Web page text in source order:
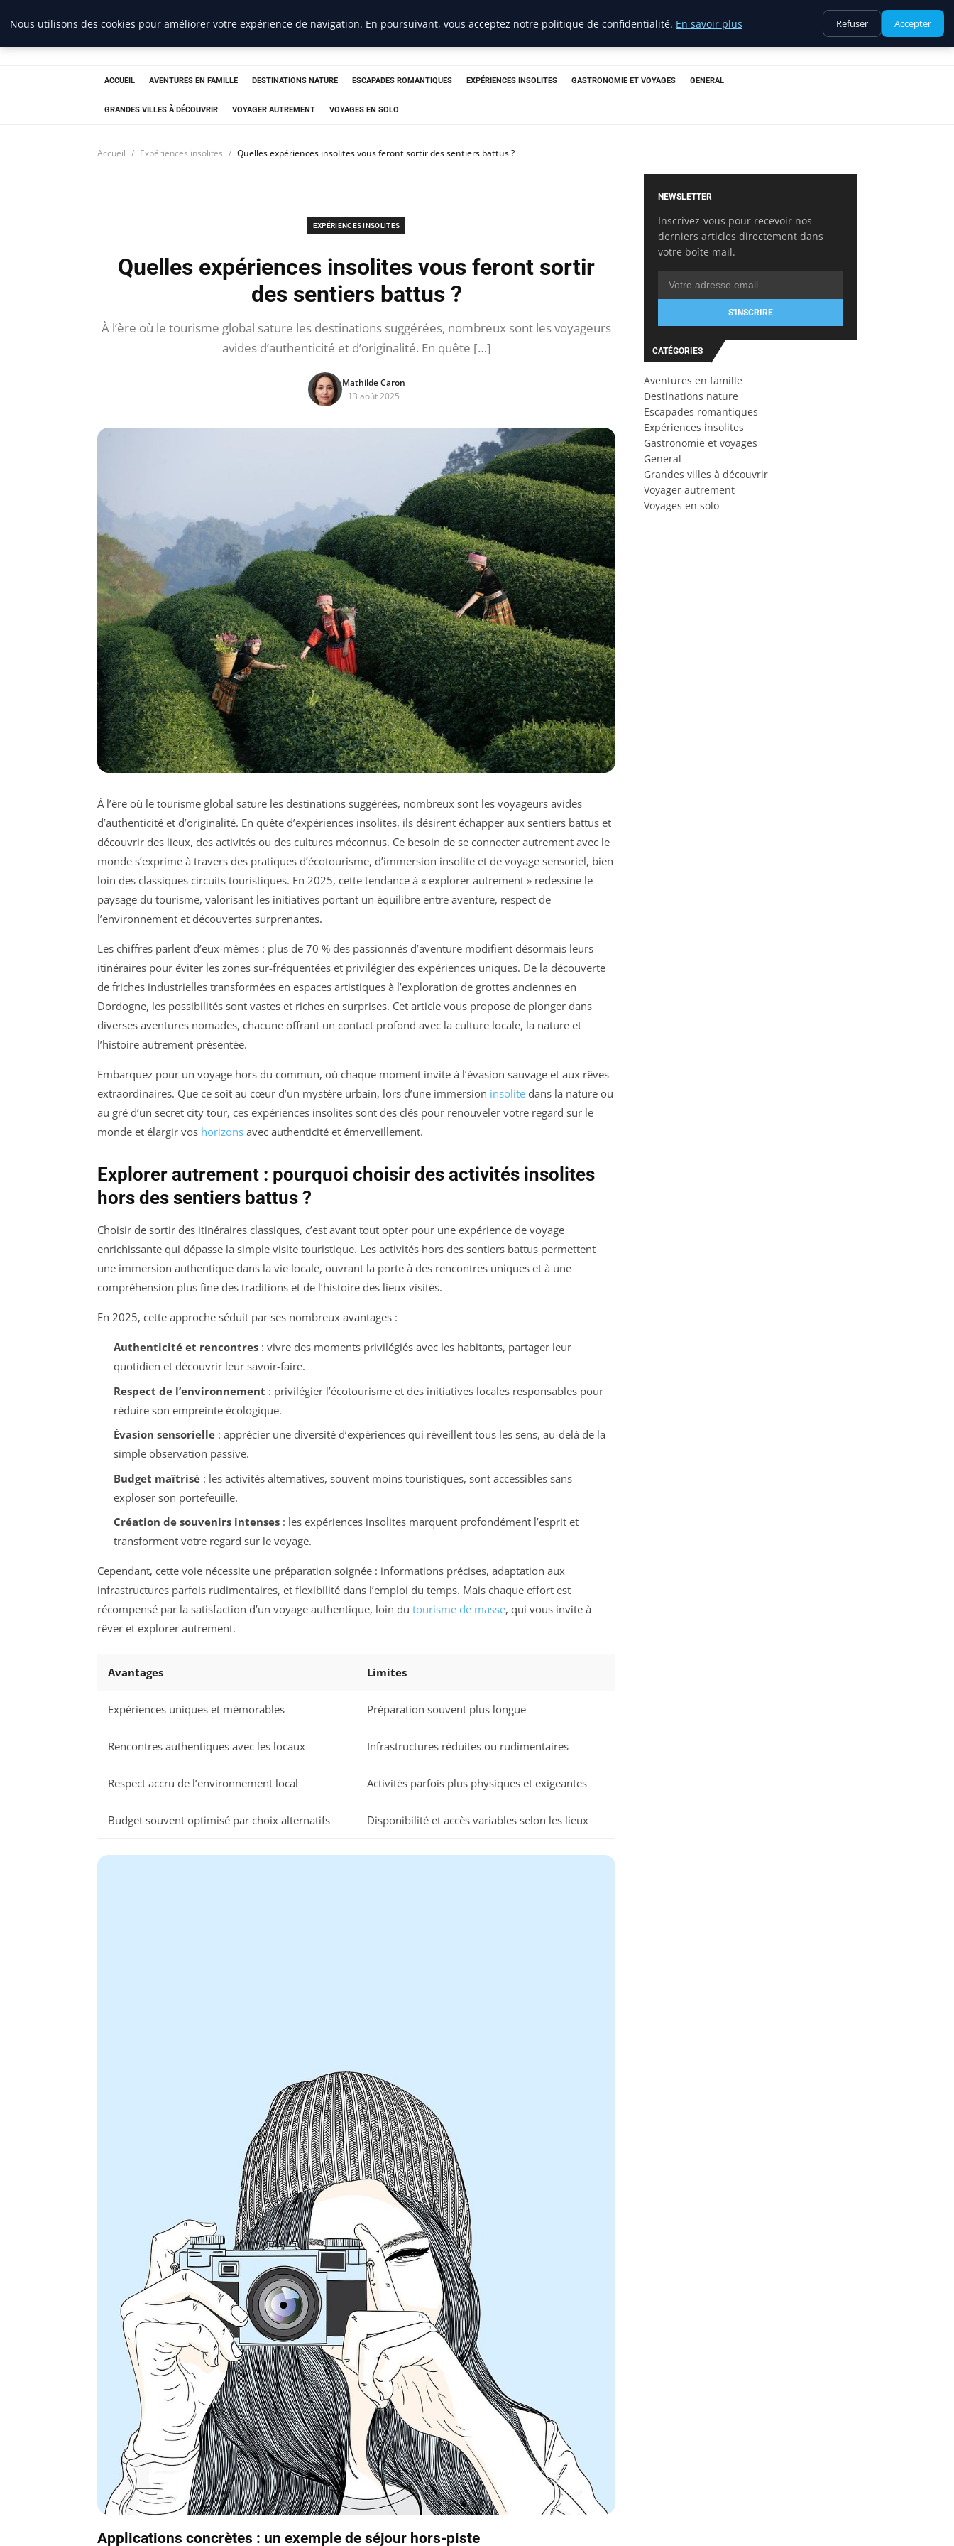
France Evasion
ACCUEIL AVENTURES EN FAMILLE DESTINATIONS NATURE ESCAPADES ROMANTIQUES EXPÉRIENCES INSOLITES GASTRONOMIE ET VOYAGES GENERAL
GRANDES VILLES À DÉCOUVRIR VOYAGER AUTREMENT VOYAGES EN SOLO
Accueil Expériences insolites Quelles expériences insolites vous feront sortir des sentiers battus ?
EXPÉRIENCES INSOLITES
Quelles expériences insolites vous feront sortir
des sentiers battus ?
À l’ère où le tourisme global sature les destinations suggérées, nombreux sont les voyageurs
avides d’authenticité et d’originalité. En quête […]
Mathilde Caron
13 août 2025
À l’ère où le tourisme global sature les destinations suggérées, nombreux sont les voyageurs avides
d’authenticité et d’originalité. En quête d’expériences insolites, ils désirent échapper aux sentiers battus et
découvrir des lieux, des activités ou des cultures méconnus. Ce besoin de se connecter autrement avec le
monde s’exprime à travers des pratiques d’écotourisme, d’immersion insolite et de voyage sensoriel, bien
loin des classiques circuits touristiques. En 2025, cette tendance à « explorer autrement » redessine le
paysage du tourisme, valorisant les initiatives portant un équilibre entre aventure, respect de
l’environnement et découvertes surprenantes.
Les chiffres parlent d’eux-mêmes : plus de 70 % des passionnés d’aventure modifient désormais leurs
itinéraires pour éviter les zones sur-fréquentées et privilégier des expériences uniques. De la découverte
de friches industrielles transformées en espaces artistiques à l’exploration de grottes anciennes en
Dordogne, les possibilités sont vastes et riches en surprises. Cet article vous propose de plonger dans
diverses aventures nomades, chacune offrant un contact profond avec la culture locale, la nature et
l’histoire autrement présentée.
Embarquez pour un voyage hors du commun, où chaque moment invite à l’évasion sauvage et aux rêves
extraordinaires. Que ce soit au cœur d’un mystère urbain, lors d’une immersion insolite dans la nature ou
au gré d’un secret city tour, ces expériences insolites sont des clés pour renouveler votre regard sur le
monde et élargir vos horizons avec authenticité et émerveillement.
Explorer autrement : pourquoi choisir des activités insolites
hors des sentiers battus ?
Choisir de sortir des itinéraires classiques, c’est avant tout opter pour une expérience de voyage
enrichissante qui dépasse la simple visite touristique. Les activités hors des sentiers battus permettent
une immersion authentique dans la vie locale, ouvrant la porte à des rencontres uniques et à une
compréhension plus fine des traditions et de l’histoire des lieux visités.
En 2025, cette approche séduit par ses nombreux avantages :
Authenticité et rencontres: vivre des moments privilégiés avec les habitants, partager leur
quotidien et découvrir leur savoir-faire.
Respect de l’environnement : privilégier l’écotourisme et des initiatives locales responsables pour
réduire son empreinte écologique.
Évasion sensorielle: apprécier une diversité d’expériences qui réveillent tous les sens, au-delà de la
simple observation passive.
Budget maîtrisé: les activités alternatives, souvent moins touristiques, sont accessibles sans
exploser son portefeuille.
Création de souvenirs intenses: les expériences insolites marquent profondément l’esprit et
transforment votre regard sur le voyage.
Cependant, cette voie nécessite une préparation soignée : informations précises, adaptation aux
infrastructures parfois rudimentaires, et flexibilité dans l’emploi du temps. Mais chaque effort est
récompensé par la satisfaction d’un voyage authentique, loin du tourisme de masse, qui vous invite à
rêver et explorer autrement.
Avantages Limites
Expériences uniques et mémorables Préparation souvent plus longue
Rencontres authentiques avec les locaux Infrastructures réduites ou rudimentaires
Respect accru de l’environnement local Activités parfois plus physiques et exigeantes
Budget souvent optimisé par choix alternatifs Disponibilité et accès variables selon les lieux
Applications concrètes : un exemple de séjour hors-piste
NEWSLETTER
Inscrivez-vous pour recevoir nos
derniers articles directement dans
votre boîte mail.
S'INSCRIRE
CATÉGORIES
Aventures en famille
Destinations nature
Escapades romantiques
Expériences insolites
Gastronomie et voyages
General
Grandes villes à découvrir
Voyager autrement
Voyages en solo
Nous utilisons des cookies pour améliorer votre expérience de navigation. En poursuivant, vous acceptez notre politique de confidentialité. En savoir plus Refuser Accepter